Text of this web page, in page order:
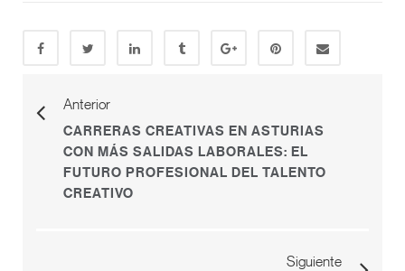
Anterior
CARRERAS CREATIVAS EN ASTURIAS
CON MÁS SALIDAS LABORALES: EL
FUTURO PROFESIONAL DEL TALENTO
CREATIVO
Siguiente